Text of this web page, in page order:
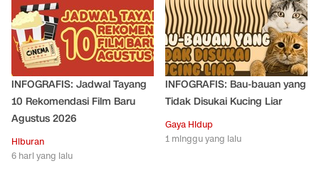
INFOGRAFIS: Jadwal Tayang
10 Rekomendasi Film Baru
Agustus 2026
Hiburan
6 hari yang lalu
INFOGRAFIS: Bau-bauan yang
Tidak Disukai Kucing Liar
Gaya Hidup
1 minggu yang lalu